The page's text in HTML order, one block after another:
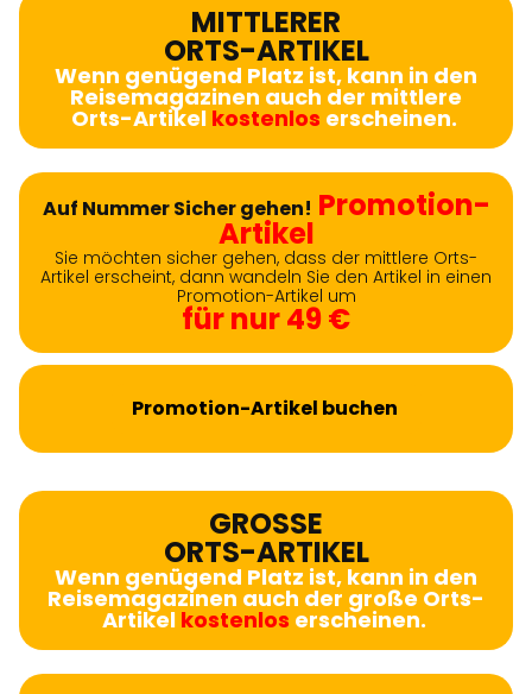
MITTLERER
ORTS-ARTIKEL
Wenn genügend Platz ist, kann in den
Reisemagazinen auch der mittlere
Orts-Artikel kostenlos erscheinen.
Auf Nummer Sicher gehen! Promotion-
Artikel
Sie möchten sicher gehen, dass der mittlere Orts-
Artikel erscheint, dann wandeln Sie den Artikel in einen
Promotion-Artikel um
für nur 49 €
Promotion-Artikel buchen
GROSSE
ORTS-ARTIKEL
Wenn genügend Platz ist, kann in den
Reisemagazinen auch der große Orts-
Artikel kostenlos erscheinen.